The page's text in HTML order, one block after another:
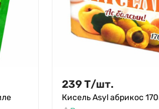
239Т/шт.
Кисель Asyl абрикос